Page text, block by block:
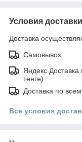
Условия доставки
Доставка
Самовывоз
Яндекс
тенге)
Доставка по
Все условия